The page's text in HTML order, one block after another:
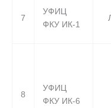
7
УФИЦ
ФКУ ИК-1
8
УФИЦ
ФКУ ИК-6